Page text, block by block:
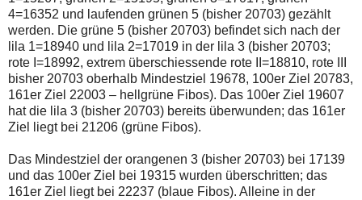
Kontaktaufnahme
per
Mail
robbys-
elliottwellen@online.de.
Bis
zur
Lösung
des
Problems
sind
Post
auch
auf
4=16352 und laufenden grünen 5 (bisher 20703) gezählt
werden. Die grüne 5 (bisher 20703) befindet sich nach der
lila 1=18940 und lila 2=17019 in der lila 3 (bisher 20703;
rote I=18992, extrem überschiessende rote II=18810, rote III
bisher 20703 oberhalb Mindestziel 19678, 100er Ziel 20783,
161er Ziel 22003 – hellgrüne Fibos). Das 100er Ziel 19607
hat die lila 3 (bisher 20703) bereits überwunden; das 161er
Ziel liegt bei 21206 (grüne Fibos).
Das Mindestziel der orangenen 3 (bisher 20703) bei 17139
und das 100er Ziel bei 19315 wurden überschritten; das
161er Ziel liegt bei 22237 (blaue Fibos). Alleine in der